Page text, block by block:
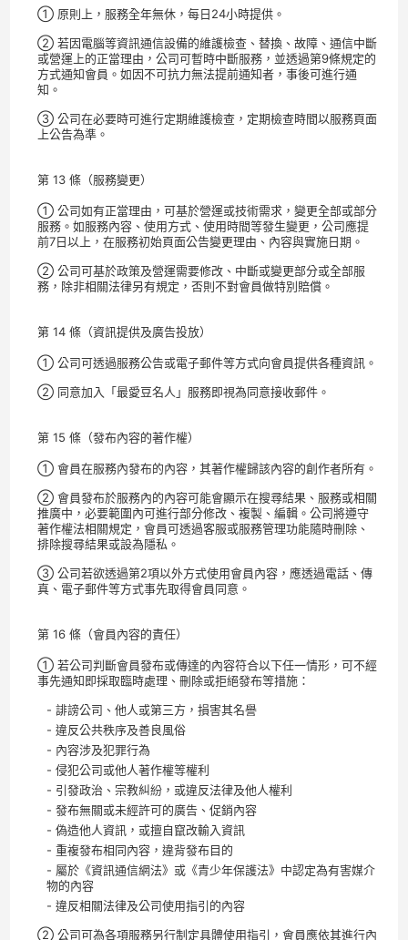
① 原則上，服務全年無休，每日24小時提供。
② 若因電腦等資訊通信設備的維護檢查、替換、故障、通信中斷
或營運上的正當理由，公司可暫時中斷服務，並透過第9條規定的
方式通知會員。如因不可抗力無法提前通知者，事後可進行通
知。
③ 公司在必要時可進行定期維護檢查，定期檢查時間以服務頁面
上公告為準。
第 13 條（服務變更）
① 公司如有正當理由，可基於營運或技術需求，變更全部或部分
服務。如服務內容、使用方式、使用時間等發生變更，公司應提
前7日以上，在服務初始頁面公告變更理由、內容與實施日期。
② 公司可基於政策及營運需要修改、中斷或變更部分或全部服
務，除非相關法律另有規定，否則不對會員做特別賠償。
第 14 條（資訊提供及廣告投放）
① 公司可透過服務公告或電子郵件等方式向會員提供各種資訊。
② 同意加入「最愛豆名人」服務即視為同意接收郵件。
第 15 條（發布內容的著作權）
① 會員在服務內發布的內容，其著作權歸該內容的創作者所有。
② 會員發布於服務內的內容可能會顯示在搜尋結果、服務或相關
推廣中，必要範圍內可進行部分修改、複製、編輯。公司將遵守
著作權法相關規定，會員可透過客服或服務管理功能隨時刪除、
排除搜尋結果或設為隱私。
③ 公司若欲透過第2項以外方式使用會員內容，應透過電話、傳
真、電子郵件等方式事先取得會員同意。
第 16 條（會員內容的責任）
① 若公司判斷會員發布或傳達的內容符合以下任一情形，可不經
事先通知即採取臨時處理、刪除或拒絕發布等措施：
- 誹謗公司、他人或第三方，損害其名譽
- 違反公共秩序及善良風俗
- 內容涉及犯罪行為
- 侵犯公司或他人著作權等權利
- 引發政治、宗教糾紛，或違反法律及他人權利
- 發布無關或未經許可的廣告、促銷內容
- 偽造他人資訊，或擅自竄改輸入資訊
- 重複發布相同內容，違背發布目的
- 屬於《資訊通信網法》或《青少年保護法》中認定為有害媒介
物的內容
- 違反相關法律及公司使用指引的內容
② 公司可為各項服務另行制定具體使用指引，會員應依其進行內